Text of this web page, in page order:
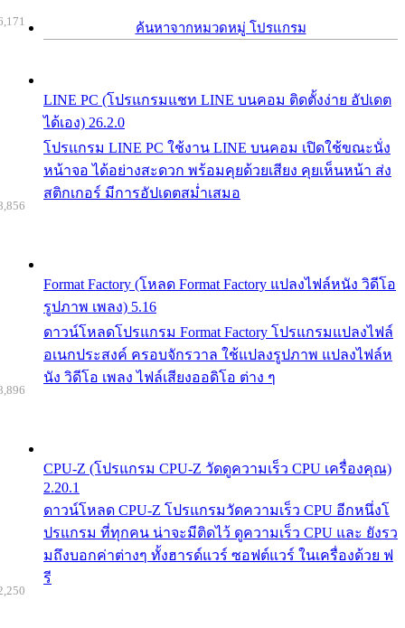
ค้นหาจากหมวดหมู่ โปรแกรม
LINE PC (โปรแกรมแชท LINE บนคอม ติดตั้งง่าย อัปเดต
ได้เอง) 26.2.0
โปรแกรม LINE PC ใช้งาน LINE บนคอม เปิดใช้ขณะนั่ง
หน้าจอ ได้อย่างสะดวก พร้อมคุยด้วยเสียง คุยเห็นหน้า ส่ง
สติกเกอร์ มีการอัปเดตสม่ำเสมอ
Format Factory (โหลด Format Factory แปลงไฟล์หนัง วิดีโอ
รูปภาพ เพลง) 5.16
ดาวน์โหลดโปรแกรม Format Factory โปรแกรมแปลงไฟล์
อเนกประสงค์ ครอบจักรวาล ใช้แปลงรูปภาพ แปลงไฟล์ห
นัง วิดีโอ เพลง ไฟล์เสียงออดิโอ ต่าง ๆ
CPU-Z (โปรแกรม CPU-Z วัดดูความเร็ว CPU เครื่องคุณ)
2.20.1
ดาวน์โหลด CPU-Z โปรแกรมวัดความเร็ว CPU อีกหนึ่งโ
ปรแกรม ที่ทุกคน น่าจะมีติดไว้ ดูความเร็ว CPU และ ยังรว
มถึงบอกค่าต่างๆ ทั้งฮารด์แวร์ ซอฟต์แวร์ ในเครื่องด้วย ฟ
รี